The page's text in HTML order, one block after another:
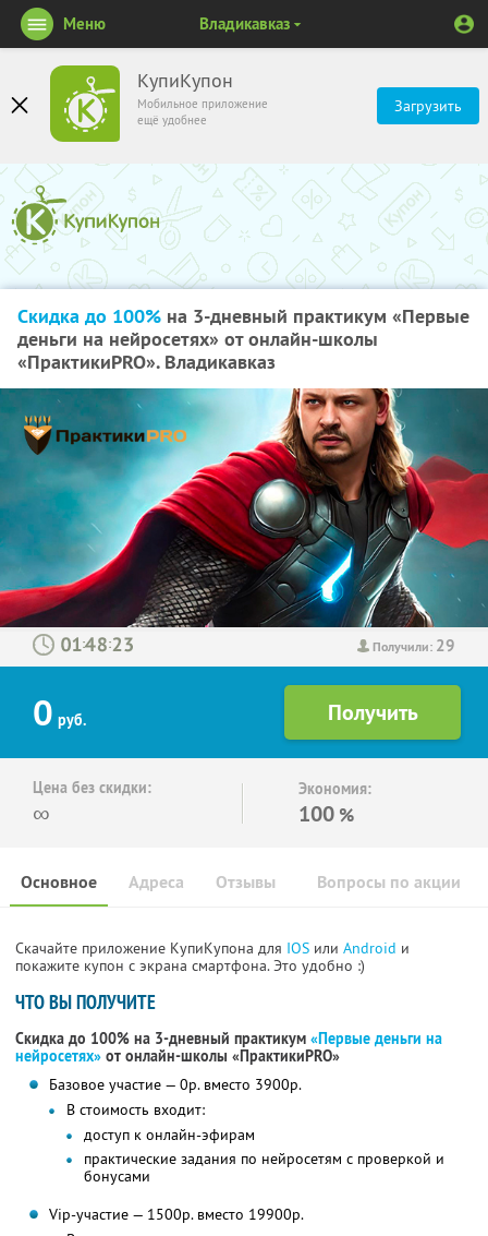
КупиКупон
Мобильное приложение
ещё удобнее
Загрузить
Меню Владикавказ
Скидка до 100% на 3-дневный практикум «Первые
деньги на нейросетях» от онлайн-школы
«ПрактикиPRO». Владикавказ
Получили: 29
: :
0 руб.
Цена без скидки:
∞
Экономия:
100 %
Основное Отзывы Вопросы по акции
Адреса
Скачайте приложение КупиКупона для IOS или Android и
покажите купон с экрана смартфона. Это удобно :)
ЧТО ВЫ ПОЛУЧИТЕ
Скидка до 100% на 3-дневный практикум «Первые деньги на
нейросетях» от онлайн-школы «ПрактикиPRO»
Базовое участие — 0р. вместо 3900р.
В стоимость входит:
доступ к онлайн-эфирам
практические задания по нейросетям с проверкой и
бонусами
Vip-участие — 1500р. вместо 19900р.